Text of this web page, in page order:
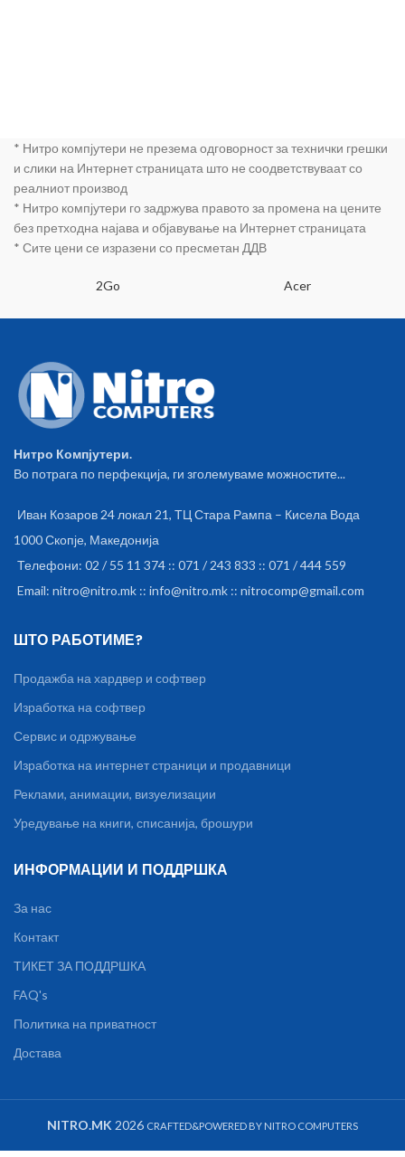
* Нитро компјутери не презема одговорност за технички грешки
и слики на Интернет страницата што не соодветствуваат со
реалниот производ
* Нитро компјутери го задржува правото за промена на цените
без претходна најава и објавување на Интернет страницата
* Сите цени се изразени со пресметан ДДВ
2Go Acer
Нитро Компјутери.
Во потрага по перфекција, ги зголемуваме можностите...
Иван Козаров 24 локал 21, ТЦ Стара Рампа – Кисела Вода
1000 Скопје, Македонија
Телефони: 02 / 55 11 374 :: 071 / 243 833 :: 071 / 444 559
Email: nitro@nitro.mk :: info@nitro.mk :: nitrocomp@gmail.com
ШТО РАБОТИМЕ?
Продажба на хардвер и софтвер
Изработка на софтвер
Сервис и одржување
Изработка на интернет страници и продавници
Реклами, анимации, визуелизации
Уредување на книги, списанија, брошури
ИНФОРМАЦИИ И ПОДДРШКА
За нас
Контакт
ТИКЕТ ЗА ПОДДРШКА
FAQ's
Политика на приватност
Достава
NITRO.MK 2026 CRAFTED&POWERED BY NITRO COMPUTERS